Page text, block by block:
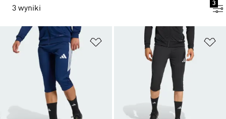
3 wyniki
3
Dodaj do listy życzeń